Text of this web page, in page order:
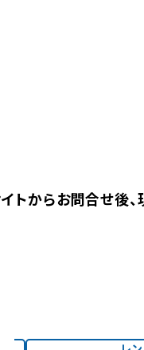
トからお問合せ後